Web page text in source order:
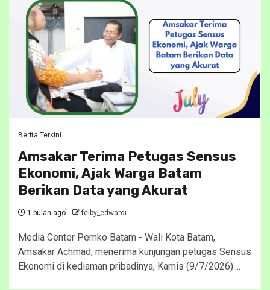
Berita Terkini
Amsakar Terima Petugas Sensus
Ekonomi, Ajak Warga Batam
Berikan Data yang Akurat
1 bulan ago feiby_edwardi
Media Center Pemko Batam - Wali Kota Batam,
Amsakar Achmad, menerima kunjungan petugas Sensus
Ekonomi di kediaman pribadinya, Kamis (9/7/2026)....